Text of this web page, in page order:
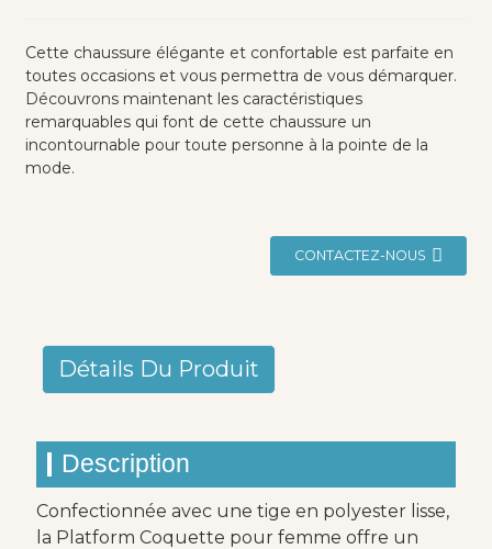
Cette chaussure élégante et confortable est parfaite en
toutes occasions et vous permettra de vous démarquer.
Découvrons maintenant les caractéristiques
remarquables qui font de cette chaussure un
incontournable pour toute personne à la pointe de la
mode.
CONTACTEZ-NOUS
Détails Du Produit
Description
Confectionnée avec une tige en polyester lisse,
la Platform Coquette pour femme offre un